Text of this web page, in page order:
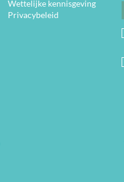
Wettelijke kennisgeving
Privacybeleid